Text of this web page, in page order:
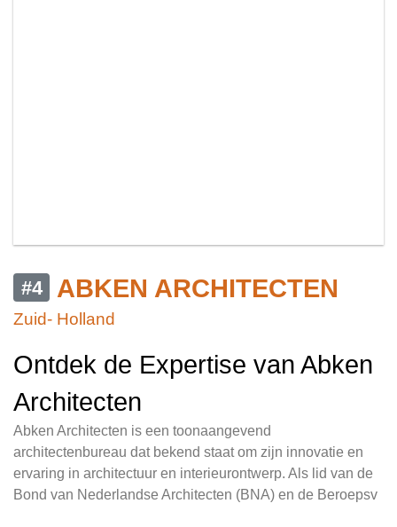
#4 ABKEN ARCHITECTEN
Zuid- Holland
Ontdek de Expertise van Abken
Architecten
Abken Architecten is een toonaangevend
architectenbureau dat bekend staat om zijn innovatie en
ervaring in architectuur en interieurontwerp. Als lid van de
Bond van Nederlandse Architecten (BNA) en de Beroepsv